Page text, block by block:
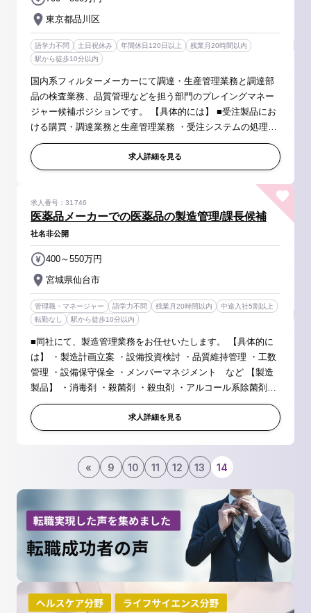
東京都品川区
語学力不問 土日祝休み 年間休日120日以上
残業月20時間以内
駅から徒歩10分以内
国内系フィルターメーカーにて調達・生産管理業務と調達部
品の検査業務、品質管理などを担う部門のプレイングマネー
ジャー候補ポジションです。 【具体的には】 ■受注製品にお
ける購買・調達業務と生産管理業務 ・受注システムの処理・
調達（材料手配） ・仕入業者への発注・納期管理、請求処
理、他海外仕入先との...求人詳細を見る
医薬品メーカーでの医薬品の製造管理/課長候補
求人番号：31746
社名非公開
宮城県仙台市
400～550万円
管理職・マネージャー 語学力不問 残業月20時間以内
中途入社5割以上
転勤なし
駅から徒歩10分以内
■同社にて、製造管理業務をお任せいたします。 【具体的に
は】 ・製造計画立案 ・設備投資検討 ・品質維持管理 ・工数
管理 ・設備保守保全 ・メンバーマネジメント など 【製造
製品】 ・消毒剤 ・殺菌剤 ・殺虫剤 ・アルコール系除菌剤
など 【部署構成】 部長 └次長 └課長 └メンバー15...
求人詳細を見る
« 9 10 11 12 13 14